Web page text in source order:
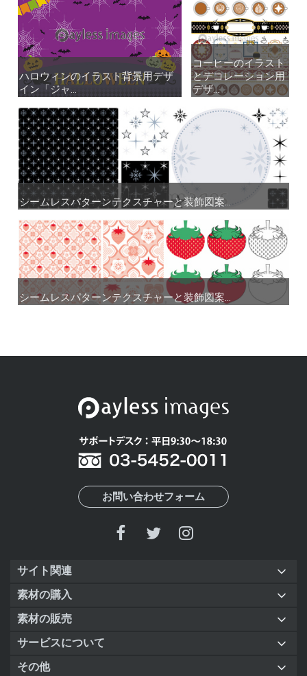
ハロウィンのイラスト背景用デザ
イン「ジャ...
ハロウィンのイラスト背景用デザ
イン「ジャ...
コーヒーのイラスト
とデコレーション用
デザ...
コーヒーのイラスト
とデコレーション用
デザ...
シームレスパターンテクスチャーと装飾図案...
シームレスパターンテクスチャーと装飾図案...
シームレスパターンテクスチャーと装飾図案...
シームレスパターンテクスチャーと装飾図案...
お問い合わせフォーム
サイト関連
素材の購入
素材の販売
サービスについて
その他